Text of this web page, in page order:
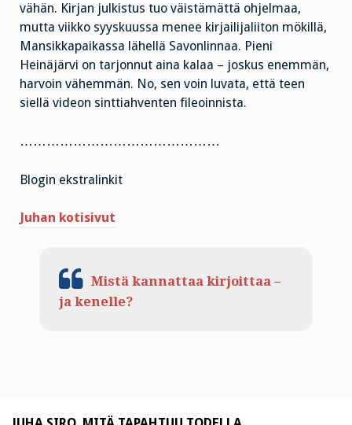
vähän. Kirjan julkistus tuo väistämättä ohjelmaa,
mutta viikko syyskuussa menee kirjailijaliiton mökillä,
Mansikkapaikassa lähellä Savonlinnaa. Pieni
Heinäjärvi on tarjonnut aina kalaa – joskus enemmän,
harvoin vähemmän. No, sen voin luvata, että teen
siellä videon sinttiahventen fileoinnista.
………………………………………
Blogin ekstralinkit
Juhan kotisivut
Mistä kannattaa kirjoittaa –
ja kenelle?